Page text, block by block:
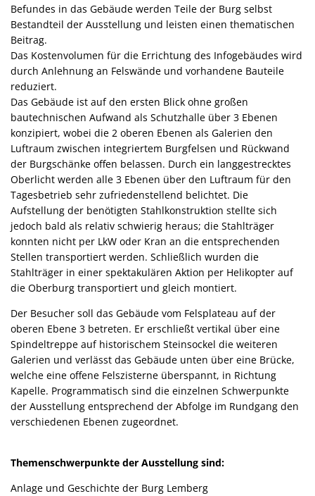
Befundes in das Gebäude werden Teile der Burg selbst
Bestandteil der Ausstellung und leisten einen thematischen
Beitrag.
Das Kostenvolumen für die Errichtung des Infogebäudes wird
durch Anlehnung an Felswände und vorhandene Bauteile
reduziert.
Das Gebäude ist auf den ersten Blick ohne großen
bautechnischen Aufwand als Schutzhalle über 3 Ebenen
konzipiert, wobei die 2 oberen Ebenen als Galerien den
Luftraum zwischen integriertem Burgfelsen und Rückwand
der Burgschänke offen belassen. Durch ein langgestrecktes
Oberlicht werden alle 3 Ebenen über den Luftraum für den
Tagesbetrieb sehr zufriedenstellend belichtet. Die
Aufstellung der benötigten Stahlkonstruktion stellte sich
jedoch bald als relativ schwierig heraus; die Stahlträger
konnten nicht per LkW oder Kran an die entsprechenden
Stellen transportiert werden. Schließlich wurden die
Stahlträger in einer spektakulären Aktion per Helikopter auf
die Oberburg transportiert und gleich montiert.
Der Besucher soll das Gebäude vom Felsplateau auf der
oberen Ebene 3 betreten. Er erschließt vertikal über eine
Spindeltreppe auf historischem Steinsockel die weiteren
Galerien und verlässt das Gebäude unten über eine Brücke,
welche eine offene Felszisterne überspannt, in Richtung
Kapelle. Programmatisch sind die einzelnen Schwerpunkte
der Ausstellung entsprechend der Abfolge im Rundgang den
verschiedenen Ebenen zugeordnet.
Themenschwerpunkte der Ausstellung sind:
Anlage und Geschichte der Burg Lemberg